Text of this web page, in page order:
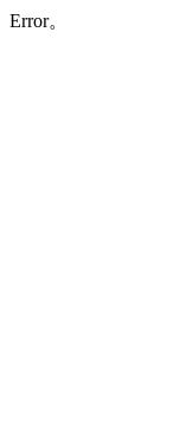
Error。